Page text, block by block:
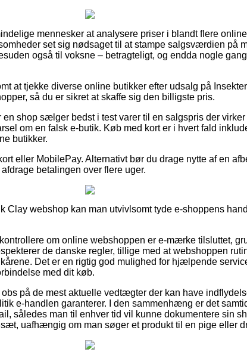
mennesker at analysere priser i blandt flere
set sig nødsaget til at stampe salgsværdien på
også til voksne – betragteligt, og endda nogle
at tjekke diverse online butikker efter udsalg på
så du er sikret at skaffe sig den billigste pris.
en shop sælger bedst i test varer til en salgspris der
om en falsk e-butik. Køb med kort er i hvert fald
butikker.
eller MobilePay. Alternativt bør du drage nytte af en
betalingen over flere uger.
Clay webshop kan man utvivlsomt tyde e-shoppens
om online webshoppen er e-mærke tilsluttet,
de danske regler, tillige med at webshoppen
Det er en rigtig god mulighed for hjælpende
med dit køb.
på de mest aktuelle vedtægter der kan have
e-handlen garanterer. I den sammenhæng er det
således man til enhver tid vil kunne dokumentere sin
uafhængig om man søger et produkt til en pige eller